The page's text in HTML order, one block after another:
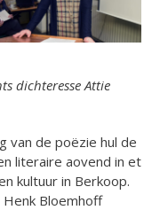
dichteresse Attie
van de poëzie hul de
literaire aovend in et
kultuur in Berkoop.
Henk Bloemhoff